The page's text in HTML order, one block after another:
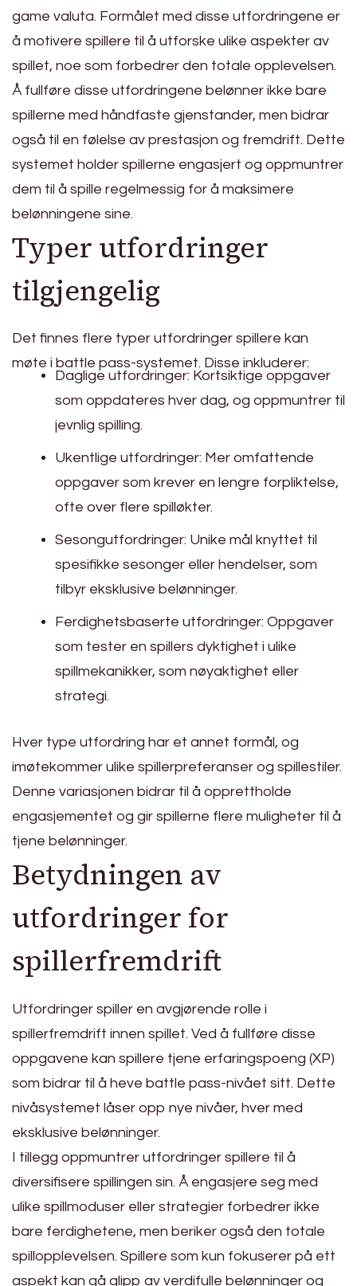
game valuta. Formålet med disse utfordringene er
å motivere spillere til å utforske ulike aspekter av
spillet, noe som forbedrer den totale opplevelsen.
Å fullføre disse utfordringene belønner ikke bare
spillerne med håndfaste gjenstander, men bidrar
også til en følelse av prestasjon og fremdrift. Dette
systemet holder spillerne engasjert og oppmuntrer
dem til å spille regelmessig for å maksimere
belønningene sine.
Typer utfordringer
tilgjengelig
Det finnes flere typer utfordringer spillere kan
møte i battle pass-systemet. Disse inkluderer:
Daglige utfordringer: Kortsiktige oppgaver
som oppdateres hver dag, og oppmuntrer til
jevnlig spilling.
Ukentlige utfordringer: Mer omfattende
oppgaver som krever en lengre forpliktelse,
ofte over flere spilløkter.
Sesongutfordringer: Unike mål knyttet til
spesifikke sesonger eller hendelser, som
tilbyr eksklusive belønninger.
Ferdighetsbaserte utfordringer: Oppgaver
som tester en spillers dyktighet i ulike
spillmekanikker, som nøyaktighet eller
strategi.
Hver type utfordring har et annet formål, og
imøtekommer ulike spillerpreferanser og spillestiler.
Denne variasjonen bidrar til å opprettholde
engasjementet og gir spillerne flere muligheter til å
tjene belønninger.
Betydningen av
utfordringer for
spillerfremdrift
Utfordringer spiller en avgjørende rolle i
spillerfremdrift innen spillet. Ved å fullføre disse
oppgavene kan spillere tjene erfaringspoeng (XP)
som bidrar til å heve battle pass-nivået sitt. Dette
nivåsystemet låser opp nye nivåer, hver med
eksklusive belønninger.
I tillegg oppmuntrer utfordringer spillere til å
diversifisere spillingen sin. Å engasjere seg med
ulike spillmoduser eller strategier forbedrer ikke
bare ferdighetene, men beriker også den totale
spillopplevelsen. Spillere som kun fokuserer på ett
aspekt kan gå glipp av verdifulle belønninger og